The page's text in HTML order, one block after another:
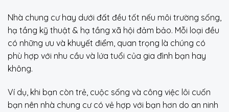
Nhà chung cư hay dưới đất đều tốt nếu môi trường sống,
hạ tầng kỹ thuật & hạ tầng xã hội đảm bảo. Mỗi loại đều
có những ưu và khuyết điểm, quan trọng là chúng có
phù hợp với nhu cầu và lứa tuổi của gia đình bạn hay
không.
Ví dụ, khi bạn còn trẻ, cuộc sống và công việc lôi cuốn
bạn nên nhà chung cư có vẻ hợp với bạn hơn do an ninh